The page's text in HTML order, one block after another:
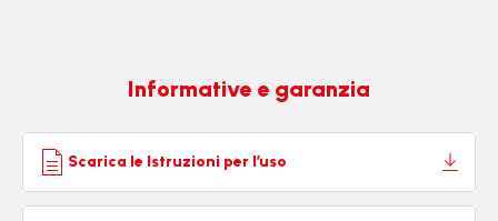
Informative e garanzia
Scarica le Istruzioni per l’uso